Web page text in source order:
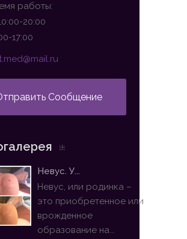
работы:
20:00
17:00
Сообщение
Невус. У...
Невус, или родинка –
это приобретенное или
врожденное
образование на...